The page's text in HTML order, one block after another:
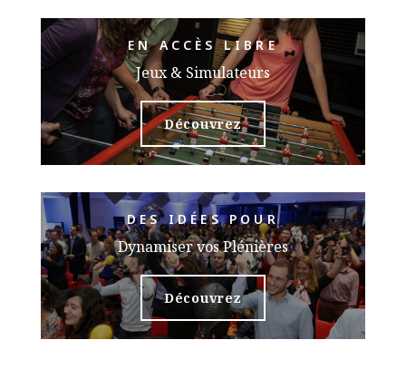
EN ACCÈS LIBRE
Jeux & Simulateurs
Découvrez
DES IDÉES POUR
Dynamiser vos Plénières
Découvrez